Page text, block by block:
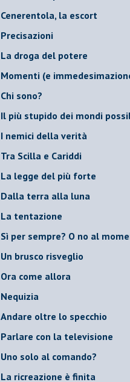
Cenerentola, la escort
Precisazioni
La droga del potere
Momenti (e
Chi sono?
Il più stupido dei mondi
I nemici della verità
Tra Scilla e Cariddi
La legge del più forte
Dalla terra alla luna
La tentazione
​Sì per sempre? O no al
Un brusco risveglio
Ora come allora
Nequizia
Andare oltre lo specchio
Parlare con la televisione
Uno solo al comando?
La ricreazione è finita